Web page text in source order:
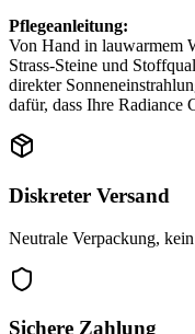
Pflegeanleitung:
Von Hand in lauwarmem
Strass-Steine und
direkter
dafür, dass Ihre Radiance
Diskreter Versand
Neutrale Verpackung,
Sichere Zahlung